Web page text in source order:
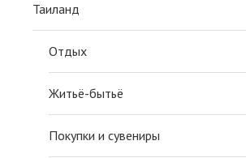
Таиланд
Отдых
Житьё-бытьё
Покупки и сувениры